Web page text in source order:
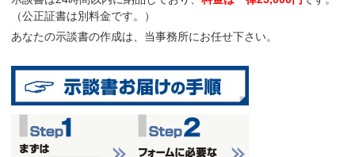
（公正証書は別料金です。）
あなたの示談書の作成は、当事務所にお任せ下さい。